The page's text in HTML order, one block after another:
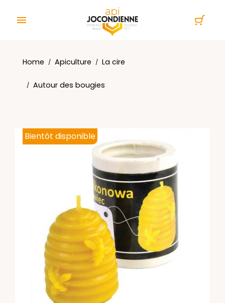

Home Apiculture La cire
Autour des bougies
Bientôt disponible